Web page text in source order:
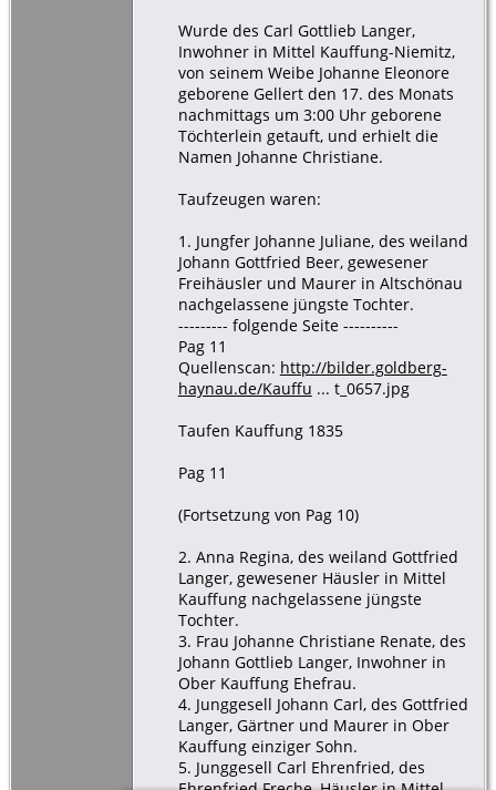
Wurde des Carl Gottlieb Langer,
Inwohner in Mittel Kauffung-Niemitz,
von seinem Weibe Johanne Eleonore
geborene Gellert den 17. des Monats
nachmittags um 3:00 Uhr geborene
Töchterlein getauft, und erhielt die
Namen Johanne Christiane.
Taufzeugen waren:
1. Jungfer Johanne Juliane, des weiland
Johann Gottfried Beer, gewesener
Freihäusler und Maurer in Altschönau
nachgelassene jüngste Tochter.
--------- folgende Seite ----------
Pag 11
Quellenscan: http://bilder.goldberg-
haynau.de/Kauffu ... t_0657.jpg
Taufen Kauffung 1835
Pag 11
(Fortsetzung von Pag 10)
2. Anna Regina, des weiland Gottfried
Langer, gewesener Häusler in Mittel
Kauffung nachgelassene jüngste
Tochter.
3. Frau Johanne Christiane Renate, des
Johann Gottlieb Langer, Inwohner in
Ober Kauffung Ehefrau.
4. Junggesell Johann Carl, des Gottfried
Langer, Gärtner und Maurer in Ober
Kauffung einziger Sohn.
5. Junggesell Carl Ehrenfried, des